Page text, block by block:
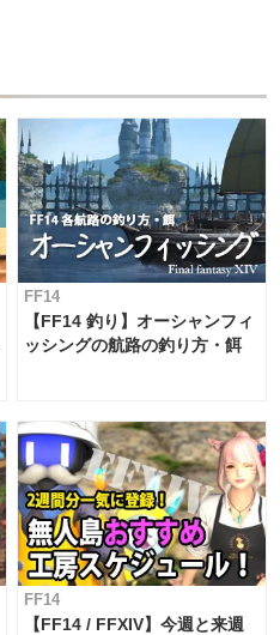
FF14
【FF14 釣り】オーシャンフィ
ッシングの航路の釣り方・餌
FF14
【FF14 / FFXIV】今週と来週